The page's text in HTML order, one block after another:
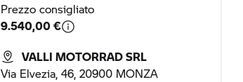
Prezzo consigliato
9.540,00 €
VALLI MOTORRAD SRL
Via Elvezia, 46, 20900 MONZA